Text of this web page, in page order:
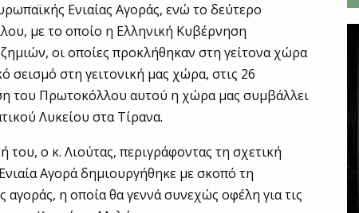
Ενιαίας Αγοράς, ενώ το δεύτερο
με το οποίο η Ελληνική Κυβέρνηση
οι οποίες προκλήθηκαν στη γείτονα χώρα
σεισμό στη γειτονική μας χώρα, στις 26
του Πρωτοκόλλου αυτού η χώρα μας συμβάλλει
Λυκείου στα Τίρανα.
του, ο κ. Λιούτας, περιγράφοντας τη σχετική
Αγορά δημιουργήθηκε με σκοπό τη
η οποία θα γεννά συνεχώς οφέλη για τις